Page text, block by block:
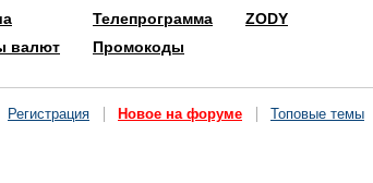
валют
Телепрограмма
Промокоды
ZODY
Регистрация Новое на форуме Топовые темы